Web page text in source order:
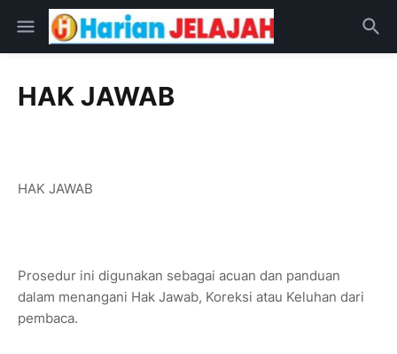
HAK JAWAB
HAK JAWAB
Prosedur ini digunakan sebagai acuan dan panduan
dalam menangani Hak Jawab, Koreksi atau Keluhan dari
pembaca.